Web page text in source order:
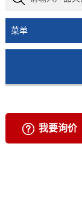
菜单
我要询价